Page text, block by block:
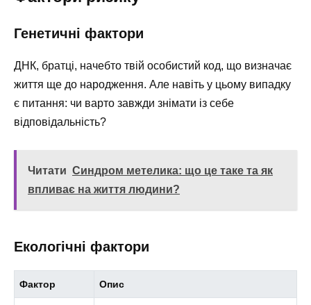
Генетичні фактори
ДНК, братці, начебто твій особистий код, що визначає
життя ще до народження. Але навіть у цьому випадку
є питання: чи варто завжди знімати із себе
відповідальність?
Читати Синдром метелика: що це таке та як
впливає на життя людини?
Екологічні фактори
Фактор Опис